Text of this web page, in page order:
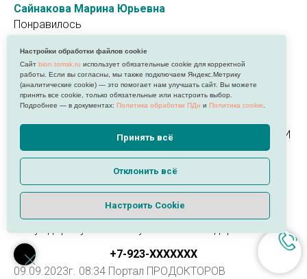
Сайнакова Марина Юрьевна
Понравилось
Не понравилось
Нет/
Комментарий
Обратились к Марине Юрьевне в мае 2023 года с
беременность». Были до этого у нескольких врачей. И
только Марина Юрьевна сказала, что беременность
многоплодная (двойня), один плод замер. Нам этого
никто не говорил ни разу. Было принято решение
вести беременность у Марины Юрьевны! Шикарный
врач, знает свое дело, огромный стаж и опыт. Ждем
+7-923-ХХXXXXX
09.09.2023г. 08:34 Портал ПРОДОКТОРОВ
Настройки обработки файлов cookie
Сайт bion.tomsk.ru использует обязательные cookie для корректной
работы. Если вы согласны, мы также подключаем Яндекс.Метрику
(аналитические cookie) — это помогает нам улучшать сайт. Вы можете
принять все cookie, только обязательные или настроить выбор.
Подробнее — в документах: Политика обработки ПДн и Политика cookie
Принять всё
Отклонить всё
Настроить Cookie